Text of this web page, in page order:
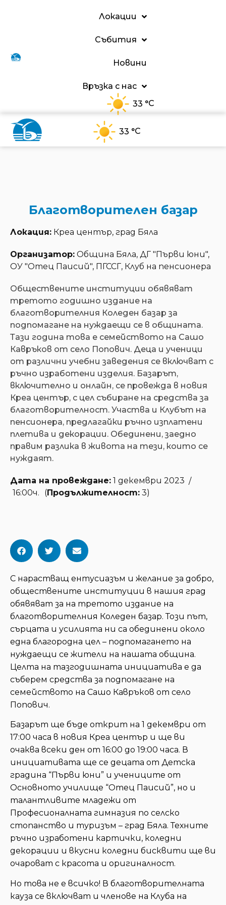
Локации
Събития
Новини
Връзка с нас
33 °C
33 °C
Благотворителен базар
Локация: Креа център, град Бяла
Организатор: Община Бяла, ДГ "Първи юни",
ОУ "Отец Паисий", ПГССГ, Клуб на пенсионера
Обществените институции обявяват
третото годишно издание на
благотворителния Коледен базар за
подпомагане на нуждаещи се в общината.
Тази година това е семейството на Сашо
Кавръков от село Попович. Деца и ученици
от различни учебни заведения се включват с
ръчно изработени изделия. Базарът,
включително и онлайн, се провежда в новия
Креа център, с цел събиране на средства за
благотворителност. Участва и Клубът на
пенсионера, предлагайки ръчно изплатени
плетива и декорации. Обединени, заедно
правим разлика в живота на тези, които се
нуждаят.
Дата на провеждане: 1 декември 2023 /
16:00ч.
(Продължителност: 3)
С нарастващ ентусиазъм и желание за добро,
обществените институции в нашия град
обявяват за на третото издание на
благотворителния Коледен базар. Този път,
сърцата и усилията ни са обединени около
една благородна цел – подпомагането на
нуждаещи се жители на нашата община.
Целта на тазгодишната инициатива е да
съберем средства за подпомагане на
семейството на Сашо Кавръков от село
Попович.
Базарът ще бъде открит на 1 декември от
17:00 часа в новия Креа център и ще ви
очаква всеки ден от 16:00 до 19:00 часа. В
инициативата ще се децата от Детска
градина “Първи юни” и учениците от
Основното училище “Отец Паисий”, но и
талантливите младежи от
Професионалната гимназия по селско
стопанство и туризъм – град Бяла. Техните
ръчно изработени картички, коледни
декорации и вкусни коледни бисквити ще ви
очароват с красота и оригиналност.
Но това не е всичко! В благотворителната
кауза се включват и членове на Клуба на